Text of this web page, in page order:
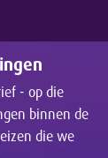
- op die
binnen de
die we